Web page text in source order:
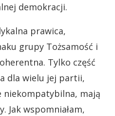
demokracji.
prawica,
grupy Tożsamość i
Tylko część
dla wielu jej partii,
mają
Jak wspomniałam,